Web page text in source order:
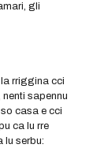
gli
la rriggina cci
sapennu
casa e cci
ca lu rre
lu serbu: